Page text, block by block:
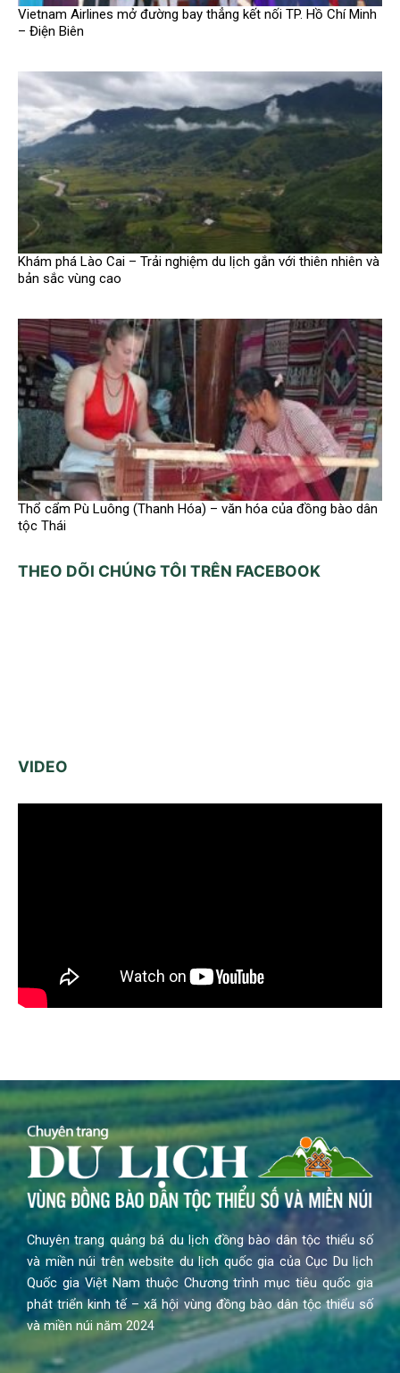
Vietnam Airlines mở đường bay thẳng kết nối TP. Hồ Chí Minh
– Điện Biên
Khám phá Lào Cai – Trải nghiệm du lịch gắn với thiên nhiên và
bản sắc vùng cao
Thổ cẩm Pù Luông (Thanh Hóa) – văn hóa của đồng bào dân
tộc Thái
THEO DÕI CHÚNG TÔI TRÊN FACEBOOK
VIDEO
Chuyên trang quảng bá du lịch đồng bào dân tộc thiểu số
và miền núi trên website du lịch quốc gia của Cục Du lịch
Quốc gia Việt Nam thuộc Chương trình mục tiêu quốc gia
phát triển kinh tế – xã hội vùng đồng bào dân tộc thiểu số
và miền núi năm 2024